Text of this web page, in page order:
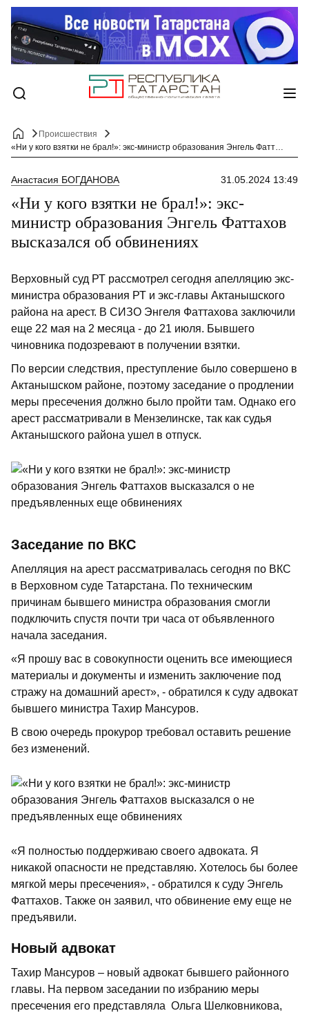
Происшествия
«Ни у кого взятки не брал!»: экс-министр образования Энгель Фаттахов высказался об обвинениях
Анастасия БОГДАНОВА 31.05.2024 13:49
«Ни у кого взятки не брал!»: экс-
министр образования Энгель Фаттахов
высказался об обвинениях
Верховный суд РТ рассмотрел сегодня апелляцию экс-
министра образования РТ и экс-главы Актанышского
района на арест. В СИЗО Энгеля Фаттахова заключили
еще 22 мая на 2 месяца - до 21 июля. Бывшего
чиновника подозревают в получении взятки.
По версии следствия, преступление было совершено в
Актанышском районе, поэтому заседание о продлении
меры пресечения должно было пройти там. Однако его
арест рассматривали в Мензелинске, так как судья
Актанышского района ушел в отпуск.
Заседание по ВКС
Апелляция на арест рассматривалась сегодня по ВКС
в Верховном суде Татарстана. По техническим
причинам бывшего министра образования смогли
подключить спустя почти три часа от объявленного
начала заседания.
«Я прошу вас в совокупности оценить все имеющиеся
материалы и документы и изменить заключение под
стражу на домашний арест», - обратился к суду адвокат
бывшего министра Тахир Мансуров.
В свою очередь прокурор требовал оставить решение
без изменений.
«Я полностью поддерживаю своего адвоката. Я
никакой опасности не представляю. Хотелось бы более
мягкой меры пресечения», - обратился к суду Энгель
Фаттахов. Также он заявил, что обвинение ему еще не
предъявили.
Новый адвокат
Тахир Мансуров – новый адвокат бывшего районного
главы. На первом заседании по избранию меры
пресечения его представляла Ольга Шелковникова,